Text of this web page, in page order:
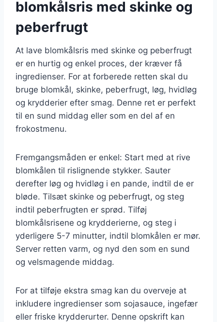
blomkålsris med skinke og
peberfrugt
At lave blomkålsris med skinke og peberfrugt
er en hurtig og enkel proces, der kræver få
ingredienser. For at forberede retten skal du
bruge blomkål, skinke, peberfrugt, løg, hvidløg
og krydderier efter smag. Denne ret er perfekt
til en sund middag eller som en del af en
frokostmenu.
Fremgangsmåden er enkel: Start med at rive
blomkålen til rislignende stykker. Sauter
derefter løg og hvidløg i en pande, indtil de er
bløde. Tilsæt skinke og peberfrugt, og steg
indtil peberfrugten er sprød. Tilføj
blomkålsrisene og krydderierne, og steg i
yderligere 5-7 minutter, indtil blomkålen er mør.
Server retten varm, og nyd den som en sund
og velsmagende middag.
For at tilføje ekstra smag kan du overveje at
inkludere ingredienser som sojasauce, ingefær
eller friske krydderurter. Denne opskrift kan